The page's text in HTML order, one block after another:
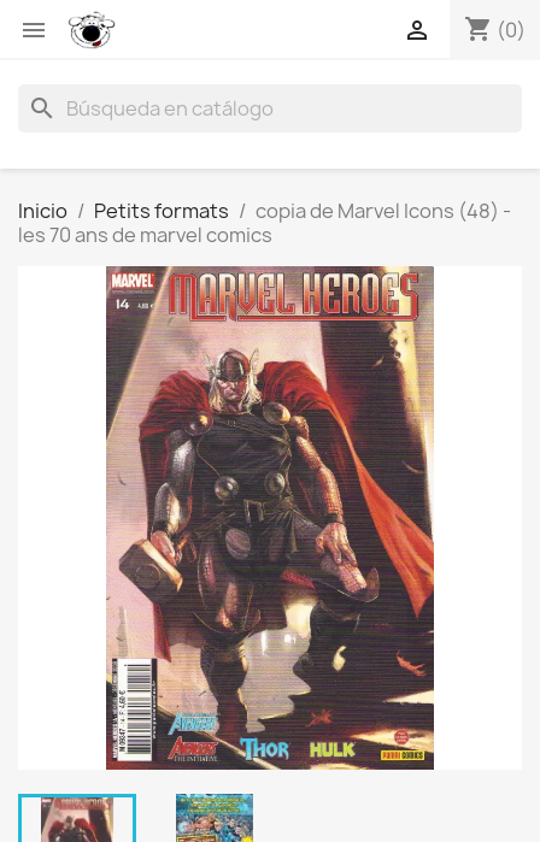
 shopping_cart (0)

search
Inicio Petits formats
copia de Marvel Icons (48) -
les 70 ans de marvel comics